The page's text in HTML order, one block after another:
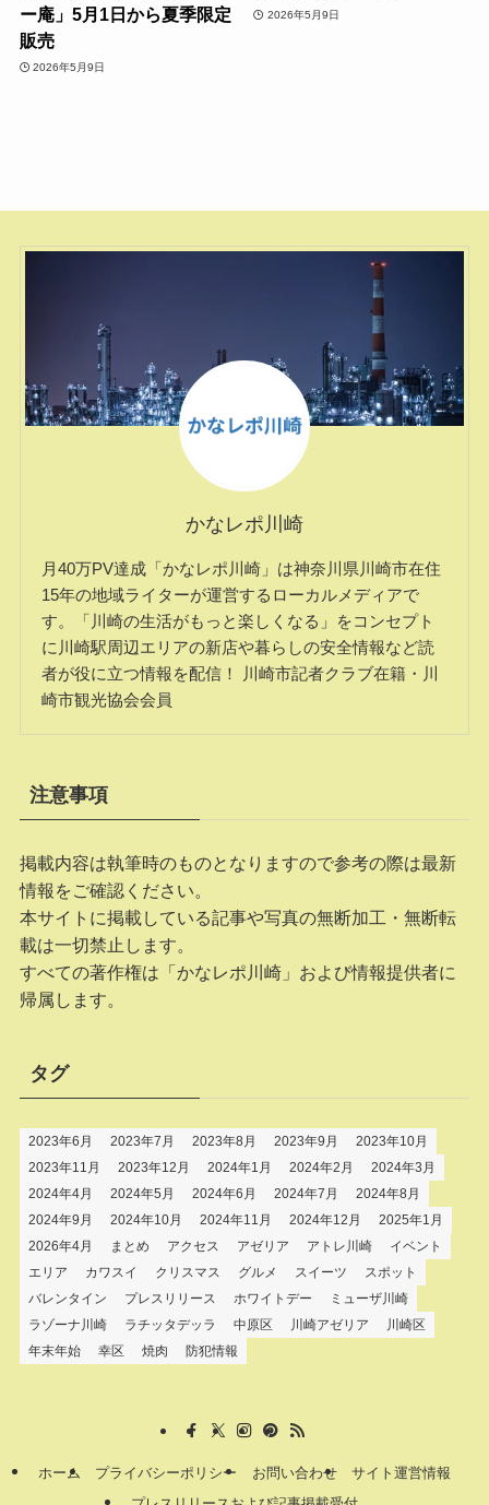
ー庵」5月1日から夏季限定
販売
2026年5月9日
2026年5月9日
かなレポ川崎
月40万PV達成「かなレポ川崎」は神奈川県川崎市在住
15年の地域ライターが運営するローカルメディアで
す。「川崎の生活がもっと楽しくなる」をコンセプト
に川崎駅周辺エリアの新店や暮らしの安全情報など読
者が役に立つ情報を配信！ 川崎市記者クラブ在籍・川
崎市観光協会会員
注意事項
掲載内容は執筆時のものとなりますので参考の際は最新
情報をご確認ください。
本サイトに掲載している記事や写真の無断加工・無断転
載は一切禁止します。
すべての著作権は「かなレポ川崎」および情報提供者に
帰属します。
タグ
2023年6月 2023年7月 2023年8月 2023年9月
2023年10月
2023年11月
2023年12月 2024年1月 2024年2月
2024年3月
2024年4月
2024年5月 2024年6月 2024年7月
2024年8月
2024年9月
2024年10月 2024年11月 2024年12月
2025年1月
2026年4月
まとめ アクセス アゼリア アトレ川崎
イベント
エリア
カワスイ クリスマス グルメ スイーツ
スポット
バレンタイン
プレスリリース ホワイトデー
ミューザ川崎
ラゾーナ川崎
ラチッタデッラ 中原区 川崎アゼリア
川崎区
年末年始
幸区 焼肉 防犯情報
ホーム プライバシーポリシー お問い合わせ
サイト運営情報